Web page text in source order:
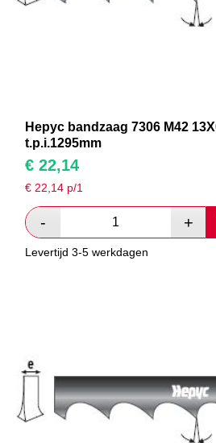
Hepyc bandzaag 7306 M42
t.p.i.1295mm
€ 22,14
€22,14 p/1
Levertijd 3-5 werkdagen